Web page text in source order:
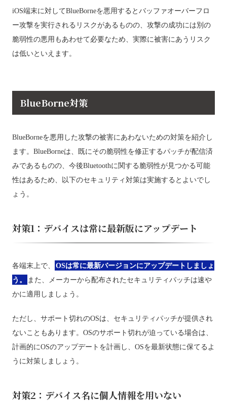
iOS端末に対してBlueBorneを悪用するとバッファオーバーフロ
ー攻撃を実行されるリスクがあるものの、攻撃の成功には別の
脆弱性の悪用もあわせて必要なため、実際に被害にあうリスク
は低いといえます。
BlueBorne対策
BlueBorneを悪用した攻撃の被害にあわないための対策を紹介し
ます。BlueBorneは、既にその脆弱性を修正するパッチが配信済
みであるものの、今後Bluetoothに関する脆弱性が見つかる可能
性はあるため、以下のセキュリティ対策は実施するとよいでし
ょう。
対策1：デバイスは常に最新版にアップデート
各端末上で、
OSは常に最新バージョンにアップデートしましょ
う。
また、メーカーから配布されたセキュリティパッチは速や
かに適用しましょう。
ただし、サポート切れのOSは、セキュリティパッチが提供され
ないこともあります。OSのサポート切れが迫っている場合は、
計画的にOSのアップデートを計画し、OSを最新状態に保てるよ
うに対策しましょう。
対策2：デバイス名に個人情報を用いない